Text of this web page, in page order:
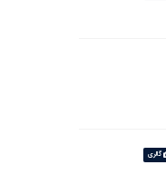
گالری